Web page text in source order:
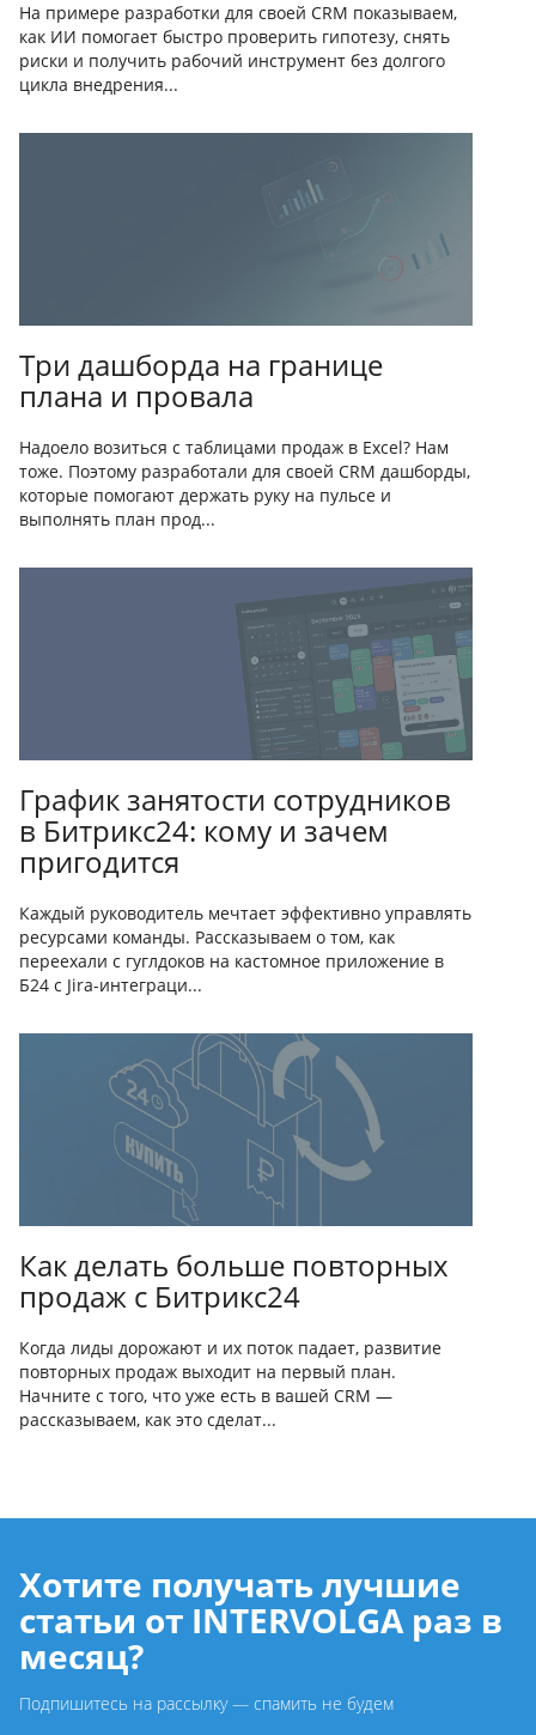
На примере разработки для своей CRM показываем,
как ИИ помогает быстро проверить гипотезу, снять
риски и получить рабочий инструмент без долгого
цикла внедрения...
Три дашборда на границе
плана и провала
Надоело возиться с таблицами продаж в Excel? Нам
тоже. Поэтому разработали для своей CRM дашборды,
которые помогают держать руку на пульсе и
выполнять план прод...
График занятости сотрудников
в Битрикс24: кому и зачем
пригодится
Каждый руководитель мечтает эффективно управлять
ресурсами команды. Рассказываем о том, как
переехали с гуглдоков на кастомное приложение в
Б24 с Jira-интеграци...
Как делать больше повторных
продаж с Битрикс24
Когда лиды дорожают и их поток падает, развитие
повторных продаж выходит на первый план.
Начните с того, что уже есть в вашей CRM —
рассказываем, как это сделат...
Хотите получать лучшие
статьи от INTERVOLGA раз в
месяц?
Подпишитесь на рассылку — спамить не будем